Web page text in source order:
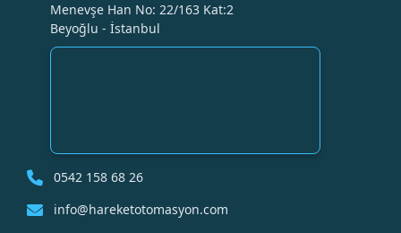
Menevşe Han No: 22/163 Kat:2
Beyoğlu - İstanbul
0542 158 68 26
info@hareketotomasyon.com